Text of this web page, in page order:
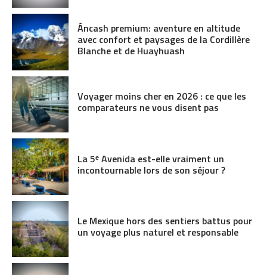
Áncash premium: aventure en altitude
avec confort et paysages de la Cordillère
Blanche et de Huayhuash
Voyager moins cher en 2026 : ce que les
comparateurs ne vous disent pas
La 5ᵉ Avenida est-elle vraiment un
incontournable lors de son séjour ?
Le Mexique hors des sentiers battus pour
un voyage plus naturel et responsable